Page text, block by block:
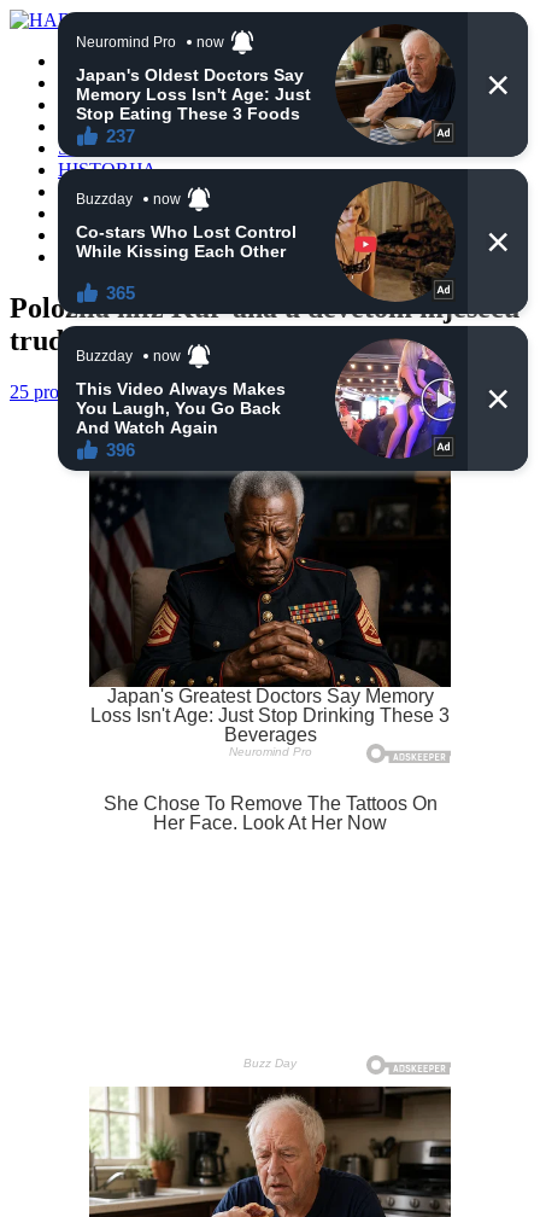
VIJESTI
BIH
TURSKA
SVIJET
HISTORIJA
RELIGIJA
ZANIMLJIVOSTI
CRNA HRONIKA
OBAVIJESTI
Položila hifz Kur’ana u devetom mjesecu
trudnoće
25 prosinca, 2022 haberhana POČETNA 0